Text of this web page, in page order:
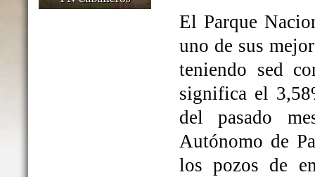
El Parque
uno de sus
teniendo sed
significa el
del pasado
Autónomo de
los pozos de